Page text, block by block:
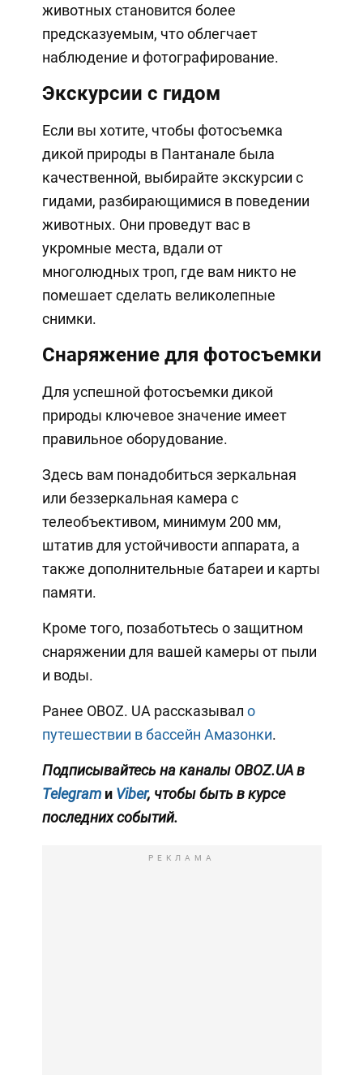
животных становится более
предсказуемым, что облегчает
наблюдение и фотографирование.
Экскурсии с гидом
Если вы хотите, чтобы фотосъемка
дикой природы в Пантанале была
качественной, выбирайте экскурсии с
гидами, разбирающимися в поведении
животных. Они проведут вас в
укромные места, вдали от
многолюдных троп, где вам никто не
помешает сделать великолепные
снимки.
Снаряжение для фотосъемки
Для успешной фотосъемки дикой
природы ключевое значение имеет
правильное оборудование.
Здесь вам понадобиться зеркальная
или беззеркальная камера с
телеобъективом, минимум 200 мм,
штатив для устойчивости аппарата, а
также дополнительные батареи и карты
памяти.
Кроме того, позаботьтесь о защитном
снаряжении для вашей камеры от пыли
и воды.
Ранее OBOZ. UA рассказывал о
путешествии в бассейн Амазонки.
Подписывайтесь на каналы OBOZ.UA в
Telegram и Viber, чтобы быть в курсе
последних событий.
РЕКЛАМА